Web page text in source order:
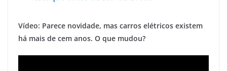
Vídeo: Parece novidade, mas carros elétricos existem
há mais de cem anos. O que mudou?